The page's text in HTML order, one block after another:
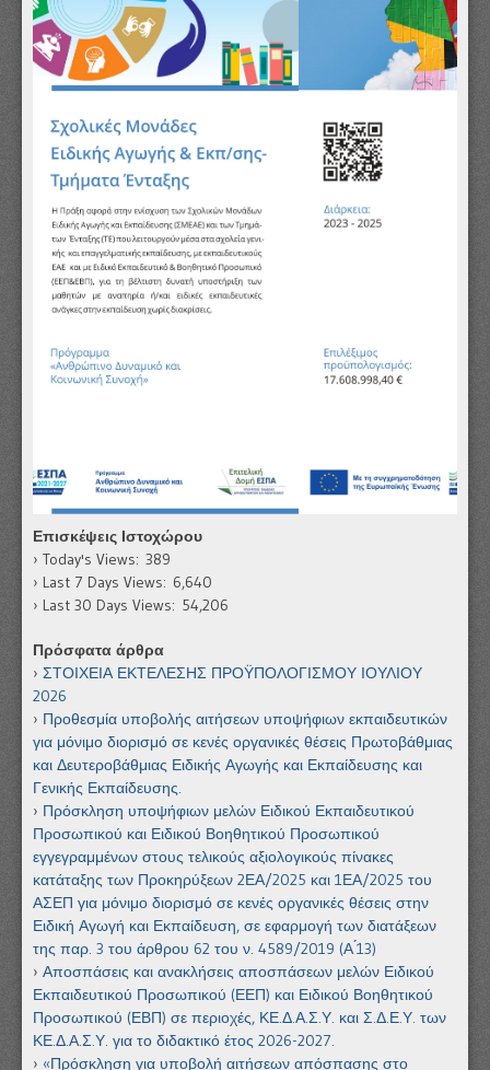
Επισκέψεις Ιστοχώρου
Today's Views: 389
Last 7 Days Views: 6,640
Last 30 Days Views: 54,206
Πρόσφατα άρθρα
ΣΤΟΙΧΕΙΑ ΕΚΤΕΛΕΣΗΣ ΠΡΟΫΠΟΛΟΓΙΣΜΟΥ ΙΟΥΛΙΟΥ
2026
Προθεσμία υποβολής αιτήσεων υποψήφιων εκπαιδευτικών
για μόνιμο διορισμό σε κενές οργανικές θέσεις Πρωτοβάθμιας
και Δευτεροβάθμιας Ειδικής Αγωγής και Εκπαίδευσης και
Γενικής Εκπαίδευσης.
Πρόσκληση υποψήφιων μελών Ειδικού Εκπαιδευτικού
Προσωπικού και Ειδικού Βοηθητικού Προσωπικού
εγγεγραμμένων στους τελικούς αξιολογικούς πίνακες
κατάταξης των Προκηρύξεων 2ΕΑ/2025 και 1ΕΑ/2025 του
ΑΣΕΠ για μόνιμο διορισμό σε κενές οργανικές θέσεις στην
Ειδική Αγωγή και Εκπαίδευση, σε εφαρμογή των διατάξεων
της παρ. 3 του άρθρου 62 του ν. 4589/2019 (Α ́13)
Αποσπάσεις και ανακλήσεις αποσπάσεων μελών Ειδικού
Εκπαιδευτικού Προσωπικού (ΕΕΠ) και Ειδικού Βοηθητικού
Προσωπικού (ΕΒΠ) σε περιοχές, ΚΕ.Δ.Α.Σ.Υ. και Σ.Δ.Ε.Υ. των
ΚΕ.Δ.Α.Σ.Υ. για το διδακτικό έτος 2026-2027.
«Πρόσκληση για υποβολή αιτήσεων απόσπασης στο